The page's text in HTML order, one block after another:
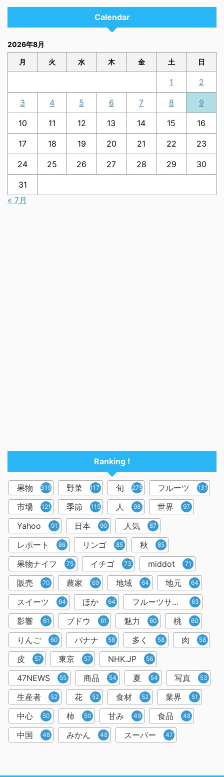
Calendar
2026年8月
月 火 水 木 金 土 日
1 2
3 4 5 6 7 8 9
10 11 12 13 14 15 16
17 18 19 20 21 22 23
24 25 26 27 28 29 30
31
« 7月
Ranking !
果物 3195 野菜 1171 旬 275 フルーツ 131
市場 121 季節 115 人 98 世界 97
Yahoo 91 日本 90 人気 87
レポート 86 リンゴ 85 秋 85
果物ナイフ 75 イチゴ 73 middot 71
販売 70 農家 69 地域 64 地元 64
スイーツ 64 ほか 64 フルーツサンド 63
影響 61 ブドウ 61 魅力 60 桃 60
りんご 60 バナナ 58 多く 58 肉 58
皮 57 東京 57 NHK.JP 56
47NEWS 55 商品 54 夏 54 写真 53
生産者 52 花 52 食材 52 業界 51
中心 50 柿 50 甘み 49 食品 48
中国 48 みかん 48 スーパー 47